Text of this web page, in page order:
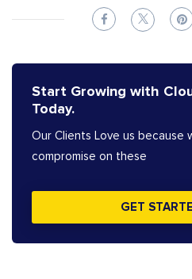
Start Growing with
Today.
Our Clients Love us because
compromise on these
GET